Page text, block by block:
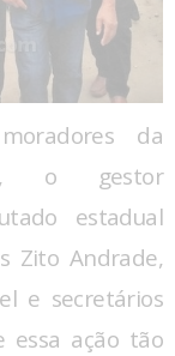
da
o gestor
estadual
Zito Andrade,
e secretários
essa ação tão